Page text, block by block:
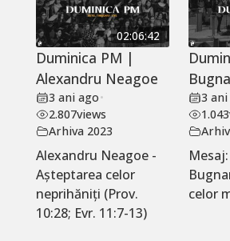
02:06:42
Duminica PM |
Alexandru Neagoe
3 ani ago•
2.807views
Arhiva 2023
Alexandru Neagoe -
Așteptarea celor
neprihăniți (Prov.
10:28; Evr. 11:7-13)
3
1.043
celor